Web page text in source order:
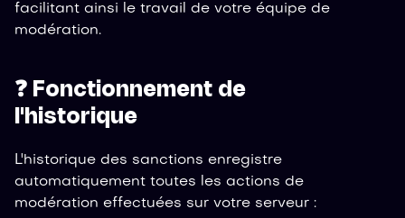
facilitant ainsi le travail de votre équipe de
modération.
❓ Fonctionnement de
l'historique
L'historique des sanctions enregistre
automatiquement toutes les actions de
modération effectuées sur votre serveur :